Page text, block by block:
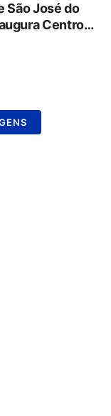
São José do
Centro
de retaguarda